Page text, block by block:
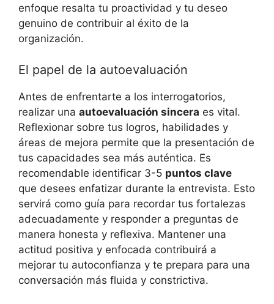
enfoque resalta tu proactividad ‍y‍ tu deseo
genuino⁢ de contribuir al éxito de⁢ la
organización.
El ‌papel de⁤ la autoevaluación
Antes de ⁢enfrentarte a los interrogatorios,​
realizar una autoevaluación ⁢sincera es vital.
Reflexionar sobre tus logros, ⁢habilidades y
áreas ⁣de mejora permite ⁣que la presentación de
tus‍ capacidades sea ‌más auténtica. Es
recomendable identificar 3-5 puntos ⁤clave
que ‌desees enfatizar durante la‌ entrevista. Esto⁤
servirá como ⁢guía para‌ recordar tus ⁤fortalezas
adecuadamente y responder a⁢ preguntas‍ de
‌manera honesta y reflexiva. ‌Mantener una‍
actitud positiva y enfocada contribuirá a
‌mejorar tu autoconfianza y te ‍prepara para‍ una
⁤conversación más fluida y constrictiva.